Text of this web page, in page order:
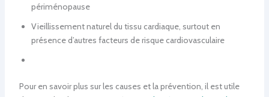
périménopause
Vieillissement naturel du tissu cardiaque, surtout en
présence d’autres facteurs de risque cardiovasculaire
Pour en savoir plus sur les causes et la prévention, il est utile